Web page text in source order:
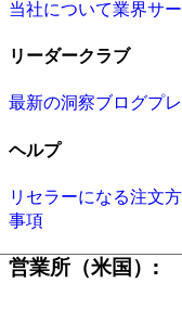
当社について業界サ
リーダークラブ
最新の洞察ブログプ
ヘルプ
リセラーになる注文
事項
営業所（米国）: